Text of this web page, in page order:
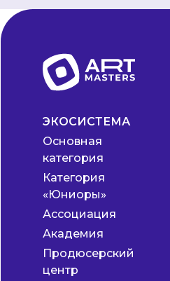
ЭКОСИСТЕМА
Ассоциация
Академия
Продюсерский
центр
Основная
категория
Категория
«Юниоры»